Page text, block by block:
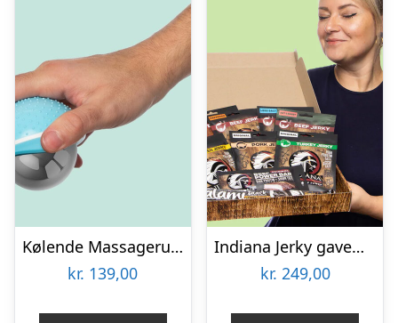
Kølende Massageruller
kr. 139,00
Indiana Jerky gaveæske
kr. 249,00